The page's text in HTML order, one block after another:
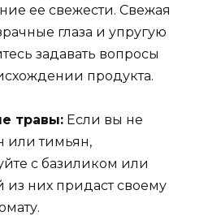
ее свежести. Свежая
глаза и упругую
задавать вопросы
продукта.
травы: Если вы не
или тимьян,
с базиликом или
из них придаст своему